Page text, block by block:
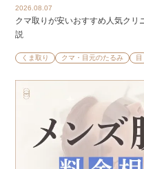
2026.08.07
クマ取りが安いおすすめ人気ク
説
くま取り クマ・目元のたるみ 目